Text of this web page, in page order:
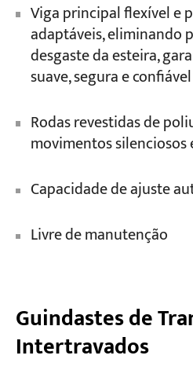
Viga principal flexível e
adaptáveis, eliminando
desgaste da esteira,
suave, segura e confiável
Rodas revestidas de
movimentos silenciosos
Capacidade de ajuste
Livre de manutenção
Guindastes de
Intertravados